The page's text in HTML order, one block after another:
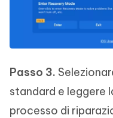
Passo 3.
standard e leggere
processo di